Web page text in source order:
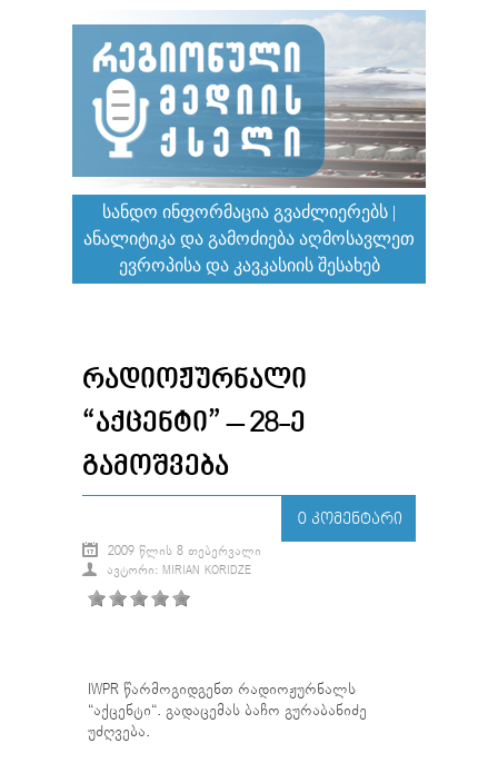
ᲡᲐᲜᲓᲝ ᲘᲜᲤᲝᲠᲛᲐᲪᲘᲐ ᲒᲕᲐᲫᲚᲘᲔᲠᲔᲑᲡ |
ᲐᲜᲐᲚᲘᲢᲘᲙᲐ ᲓᲐ ᲒᲐᲛᲝᲫᲘᲔᲑᲐ ᲐᲦᲛᲝᲡᲐᲕᲚᲔᲗ
ᲔᲕᲠᲝᲞᲘᲡᲐ ᲓᲐ ᲙᲐᲕᲙᲐᲡᲘᲘᲡ ᲨᲔᲡᲐᲮᲔᲑ
ᲠᲐᲓᲘᲝᲟᲣᲠᲜᲐᲚᲘ
“ᲐᲥᲪᲔᲜᲢᲘ” – 28-Ე
ᲒᲐᲛᲝᲨᲕᲔᲑᲐ
0 ᲙᲝᲛᲔᲜᲢᲐᲠᲘ
2009 ᲬᲚᲘᲡ 8 ᲗᲔᲑᲔᲠᲕᲐᲚᲘ
ᲐᲕᲢᲝᲠᲘ: MIRIAN KORIDZE
IWPR წარმოგიდგენთ რადიოჟურნალს
“აქცენტი“. გადაცემას ბაჩო გურაბანიძე
უძღვება.